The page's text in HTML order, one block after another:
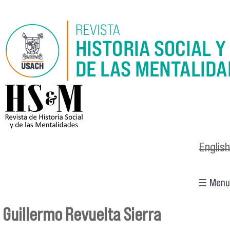
logo_hsm_2021.png
English
☰ Menu
Guillermo Revuelta Sierra